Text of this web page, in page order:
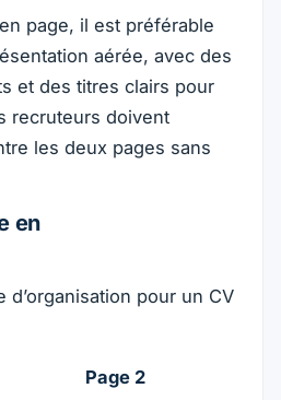
page, il est préférable
aérée, avec des
et des titres clairs pour
recruteurs doivent
les deux pages sans
en
d’organisation pour un CV
Page 2